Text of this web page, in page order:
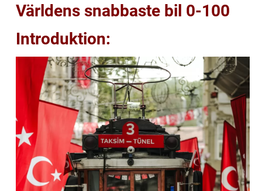
Världens snabbaste bil 0-100
Introduktion: